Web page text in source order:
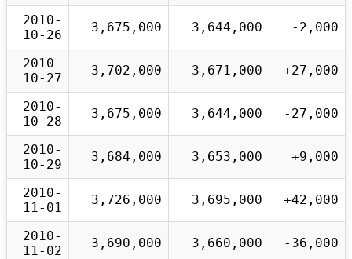
2010-
10-26
3,675,000 3,644,000 -2,000
2010-
10-27
3,702,000 3,671,000 +27,000
2010-
10-28
3,675,000 3,644,000 -27,000
2010-
10-29
3,684,000 3,653,000 +9,000
2010-
11-01
3,726,000 3,695,000 +42,000
2010-
11-02
3,690,000 3,660,000 -36,000